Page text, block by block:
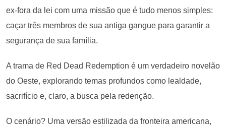
ex-fora da lei com uma missão que é tudo menos simples:
caçar três membros de sua antiga gangue para garantir a
segurança de sua família.
A trama de Red Dead Redemption é um verdadeiro novelão
do Oeste, explorando temas profundos como lealdade,
sacrifício e, claro, a busca pela redenção.
O cenário? Uma versão estilizada da fronteira americana,